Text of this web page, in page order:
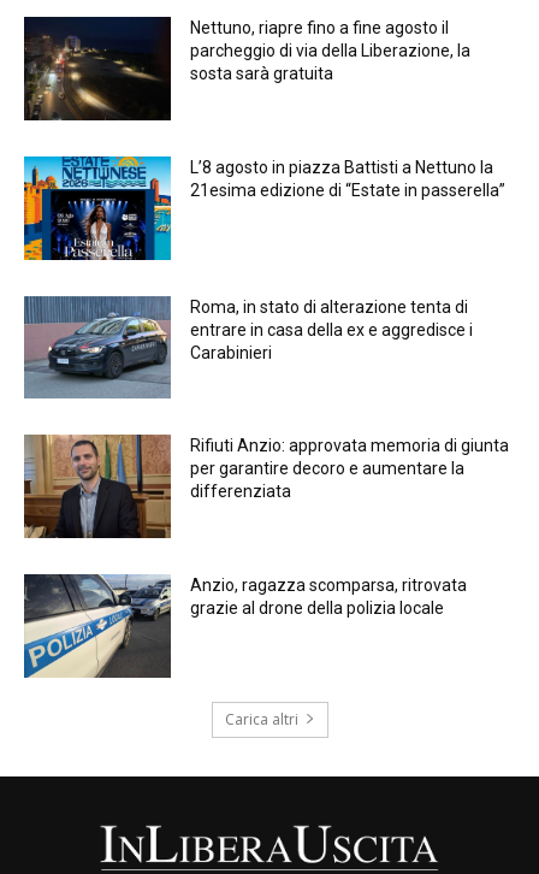
Nettuno, riapre fino a fine agosto il
parcheggio di via della Liberazione, la
sosta sarà gratuita
L’8 agosto in piazza Battisti a Nettuno la
21esima edizione di “Estate in passerella”
Roma, in stato di alterazione tenta di
entrare in casa della ex e aggredisce i
Carabinieri
Rifiuti Anzio: approvata memoria di giunta
per garantire decoro e aumentare la
differenziata
Anzio, ragazza scomparsa, ritrovata
grazie al drone della polizia locale
Carica altri